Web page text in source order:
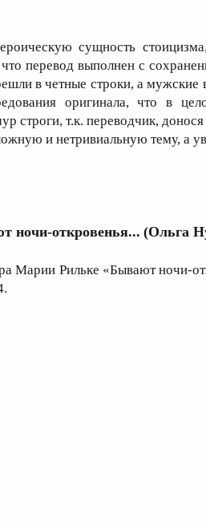
сущность
перевод выполнен с
в четные строки, а мужские
оригинала, что в
строги, т.к. переводчик,
и нетривиальную тему, а
ночи-откровенья... (Ольга
Марии Рильке «Бывают ночи-